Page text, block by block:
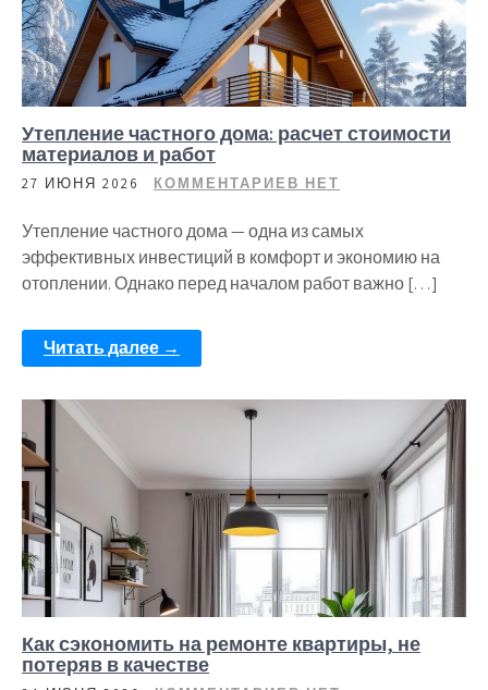
Утепление частного дома: расчет стоимости
материалов и работ
27 ИЮНЯ 2026 КОММЕНТАРИЕВ НЕТ
Утепление частного дома — одна из самых
эффективных инвестиций в комфорт и экономию на
отоплении. Однако перед началом работ важно […]
Читать далее →
Как сэкономить на ремонте квартиры, не
потеряв в качестве